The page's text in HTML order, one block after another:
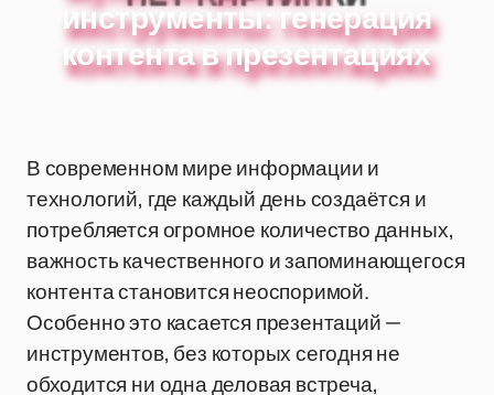
инструменты: генерация
контента в презентациях
В современном мире информации и
технологий, где каждый день создаётся и
потребляется огромное количество данных,
важность качественного и запоминающегося
контента становится неоспоримой.
Особенно это касается презентаций —
инструментов, без которых сегодня не
обходится ни одна деловая встреча,